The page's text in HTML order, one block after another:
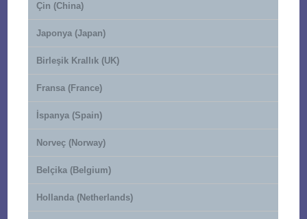
Çin (China)
Japonya (Japan)
Birleşik Krallık (UK)
Fransa (France)
İspanya (Spain)
Norveç (Norway)
Belçika (Belgium)
Hollanda (Netherlands)